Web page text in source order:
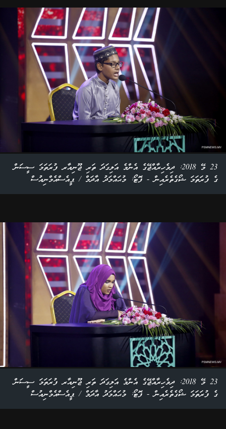
23 މޭ 2018: ދިވެހިރާއްޖޭގެ އެންމެ އަލިގަދަ ތަރި ޖޫނިއާރ ފުރަތަމަ ސީސަން
ގެ ފުރަތަމަ ޝޯގެތެރެއިން - ފޮޓޯ: މުޙައްމަދު އާދަމް / ޕީއެސްއެމްނިއުސް
23 މޭ 2018: ދިވެހިރާއްޖޭގެ އެންމެ އަލިގަދަ ތަރި ޖޫނިއާރ ފުރަތަމަ ސީސަން
ގެ ފުރަތަމަ ޝޯގެތެރެއިން - ފޮޓޯ: މުޙައްމަދު އާދަމް / ޕީއެސްއެމްނިއުސް